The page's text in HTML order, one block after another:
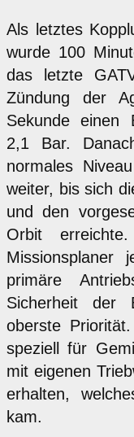
Als letztes
wurde 100
das letzte
Zündung der
Sekunde einen
2,1 Bar.
normales
weiter, bis sich
und den
Orbit
Missionsplaner
primäre
Sicherheit der
oberste
speziell für
mit eigenen
erhalten,
kam.